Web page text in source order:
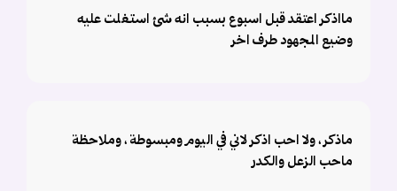
مااذكر اعتقد قبل اسبوع بسبب انه شئ استغلت عليه
وضيع المجهود طرف اخر
ماذكر ، ولا احب اذكر لاني في اليوم ومبسوطة ، وملاحظة
ماحب الزعل والكدر